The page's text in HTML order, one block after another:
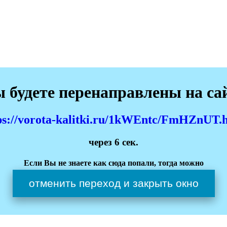
перенаправлены на
vorota-kalitki.ru/1kWEntc/
через 5 сек.
Если Вы не знаете как сюда попали, тогда можно
отменить переход и закрыть окно